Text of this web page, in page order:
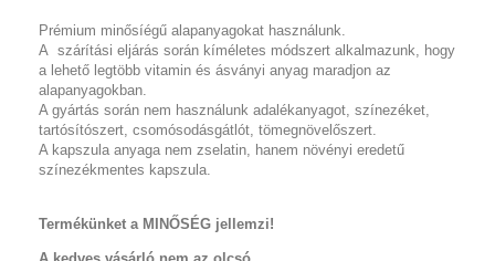
Prémium minősíégű alapanyagokat használunk.
A szárítási eljárás során kíméletes módszert alkalmazunk, hogy
a lehető legtöbb vitamin és ásványi anyag maradjon az
alapanyagokban.
A gyártás során nem használunk adalékanyagot, színezéket,
tartósítószert, csomósodásgátlót, tömegnövelőszert.
A kapszula anyaga nem zselatin, hanem növényi eredetű
színezékmentes kapszula.
Termékünket a MINŐSÉG jellemzi!